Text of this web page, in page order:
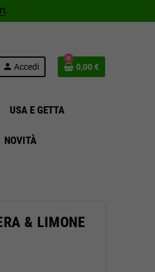
.
person Accedi
0
0,00 €
USA E GETTA
NOVITÀ
& LIMONE